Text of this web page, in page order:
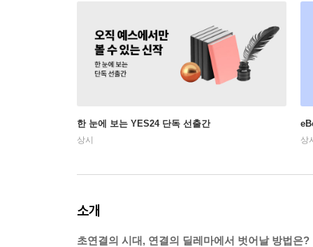
한 눈에 보는 YES24 단독 선출간
상시 상
소개
초연결의 시대, 연결의 딜레마에서 벗어날 방법은?